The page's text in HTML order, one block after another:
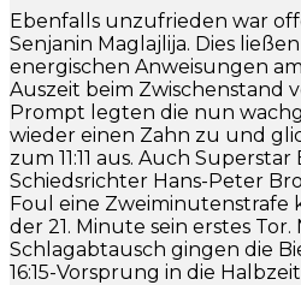
Ebenfalls unzufrieden war
Senjanin Maglajlija. Dies
energischen Anweisungen
Auszeit beim Zwischenstand
Prompt legten die nun
wieder einen Zahn zu und
zum 11:11 aus. Auch
Schiedsrichter Hans-Peter
Foul eine Zweiminutenstrafe
der 21. Minute sein erstes
Schlagabtausch gingen die
16:15-Vorsprung in die